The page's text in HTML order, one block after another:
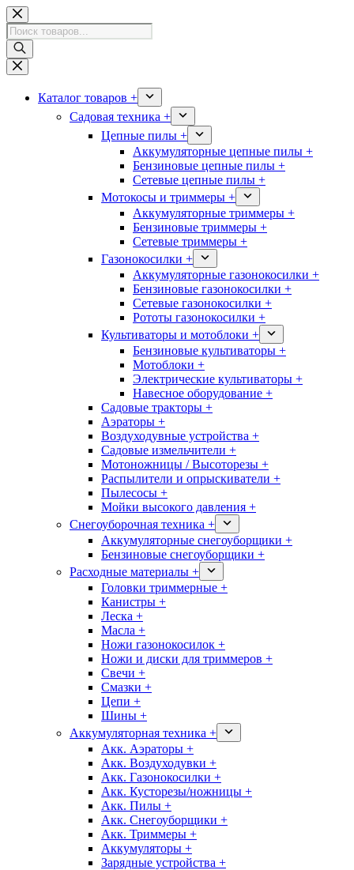
Перейти
к
сути
Поиск
товаров
Каталог товаров +
Садовая техника +
Цепные пилы +
Аккумуляторные цепные пилы +
Бензиновые цепные пилы +
Сетевые цепные пилы +
Мотокосы и триммеры +
Аккумуляторные триммеры +
Бензиновые триммеры +
Сетевые триммеры +
Газонокосилки +
Аккумуляторные газонокосилки +
Бензиновые газонокосилки +
Сетевые газонокосилки +
Рототы газонокосилки +
Культиваторы и мотоблоки +
Бензиновые культиваторы +
Мотоблоки +
Электрические культиваторы +
Навесное оборудование +
Садовые тракторы +
Аэраторы +
Воздуходувные устройства +
Садовые измельчители +
Мотоножницы / Высоторезы +
Распылители и опрыскиватели +
Пылесосы +
Мойки высокого давления +
Снегоуборочная техника +
Аккумуляторные снегоуборщики +
Бензиновые снегоуборщики +
Расходные материалы +
Головки триммерные +
Канистры +
Леска +
Масла +
Ножи газонокосилок +
Ножи и диски для триммеров +
Свечи +
Смазки +
Цепи +
Шины +
Аккумуляторная техника +
Акк. Аэраторы +
Акк. Воздуходувки +
Акк. Газонокосилки +
Акк. Кусторезы/ножницы +
Акк. Пилы +
Акк. Снегоуборщики +
Акк. Триммеры +
Аккумуляторы +
Зарядные устройства +